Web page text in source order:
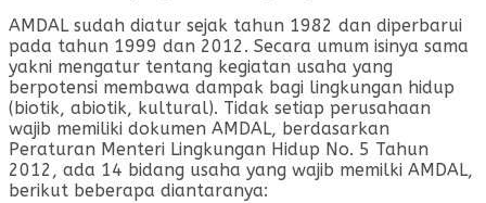
AMDAL sudah diatur sejak tahun 1982 dan diperbarui
pada tahun 1999 dan 2012. Secara umum isinya sama
yakni mengatur tentang kegiatan usaha yang
berpotensi membawa dampak bagi lingkungan hidup
(biotik, abiotik, kultural). Tidak setiap perusahaan
wajib memiliki dokumen AMDAL, berdasarkan
Peraturan Menteri Lingkungan Hidup No. 5 Tahun
2012, ada 14 bidang usaha yang wajib memilki AMDAL,
berikut beberapa diantaranya: